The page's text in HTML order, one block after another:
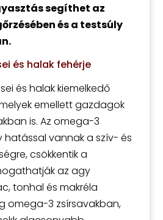
segíthet az
és a testsúly
és halak fehérje
és halak kiemelkedő
emellett gazdagok
is. Az omega-3
hatással vannak a szív- és
csökkentik a
az agy
tonhal és makréla
omega-3 zsírsavakban,